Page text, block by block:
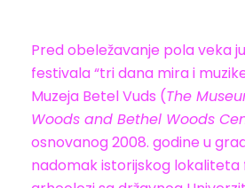
Pred obeležavanje pola veka
festivala “tri dana mira i
Muzeja Betel Vuds (The
Woods and Bethel Woods
osnovanog 2008. godine u
nadomak istorijskog lokaliteta